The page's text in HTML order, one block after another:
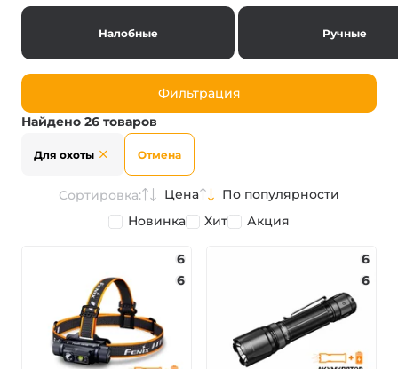
Налобные Ручные
Фильтрация
Найдено 26 товаров
Для охоты Отмена
Сортировка: Цена
По популярности
Новинка
Хит Акция
6
6
6
6